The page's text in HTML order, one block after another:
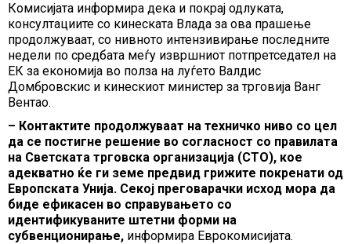
Комисијата информира дека и покрај одлуката,
консултациите со кинеската Влада за ова прашење
продолжуваат, со нивното интензивирање последните
недели по средбата меѓу извршниот потпретседател на
ЕК за економија во полза на луѓето Валдис
Домбровскис и кинескиот министер за трговија Ванг
Вентао.
– Контактите продолжуваат на техничко ниво со цел
да се постигне решение во согласност со правилата
на Светската трговска организација (СТО), кое
адекватно ќе ги земе предвид грижите покренати од
Европската Унија. Секој преговарачки исход мора да
биде ефикасен во справувањето со
идентификуваните штетни форми на
субвенционирање, информира Еврокомисијата.